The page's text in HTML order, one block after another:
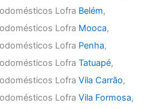
Lofra Belém,
Lofra Mooca,
Lofra Penha,
LofraTatuapé,
LofraVila Carrão,
LofraVila Formosa,